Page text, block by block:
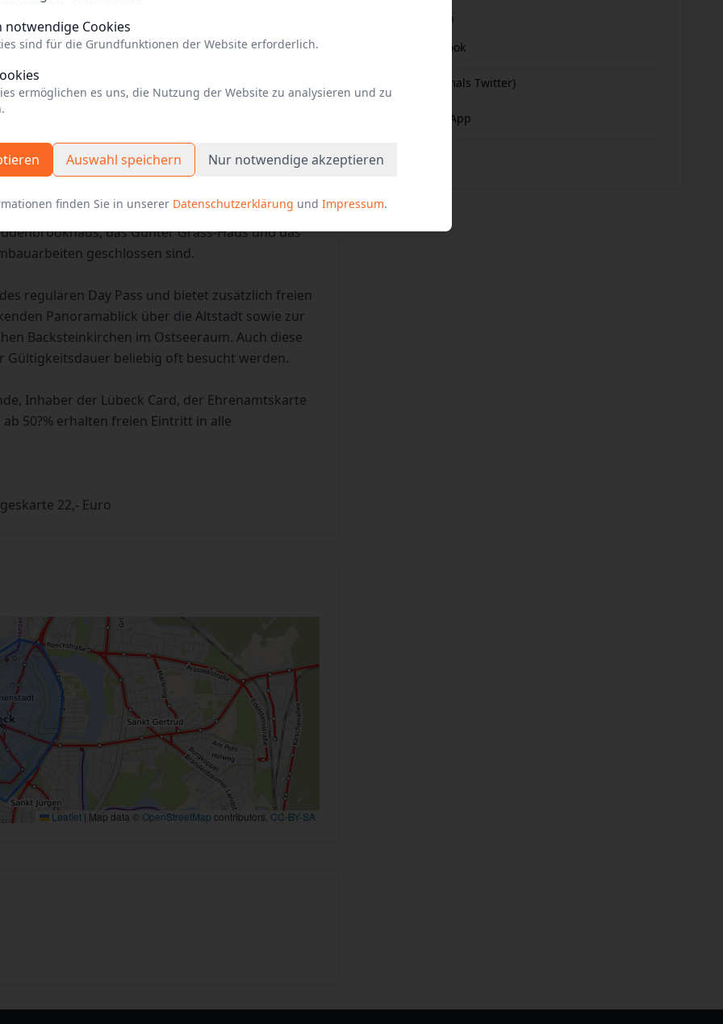
Museen des Lübecker Museumsverbunds,
Haus, die Katharinenkirche, das Museum
Museum Behnhaus Drägerhaus, das
die Kunsthalle St. Annen sowie die Sammlung
das Günter Grass-Haus und das
geschlossen sind.
regulären Day Pass und bietet zusätzlich freien
Panoramablick über die Altstadt sowie zur
Backsteinkirchen im Ostseeraum. Auch diese
beliebig oft besucht werden.
Inhaber der Lübeck Card, der Ehrenamtskarte
50?% erhalten freien Eintritt in alle
22,- Euro
Leaflet | Map data ©OpenStreetMap contributors, CC-BY-SA
Social Media
Facebook
X (vormals Twitter)
WhatsApp
notwendige Cookies
sind für die Grundfunktionen der Website erforderlich.
ermöglichen es uns, die Nutzung der Website zu analysieren und zu
Auswahl speichern Nur notwendige akzeptieren
finden Sie in unserer Datenschutzerklärung und Impressum.